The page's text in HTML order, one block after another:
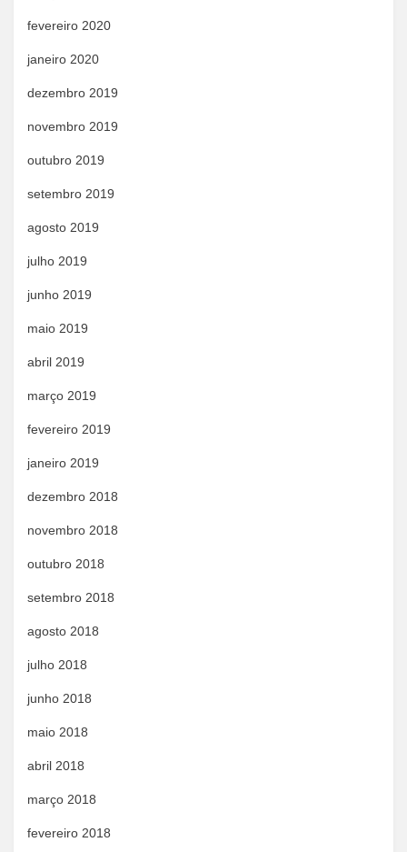
fevereiro 2020
janeiro 2020
dezembro 2019
novembro 2019
outubro 2019
setembro 2019
agosto 2019
julho 2019
junho 2019
maio 2019
abril 2019
março 2019
fevereiro 2019
janeiro 2019
dezembro 2018
novembro 2018
outubro 2018
setembro 2018
agosto 2018
julho 2018
junho 2018
maio 2018
abril 2018
março 2018
fevereiro 2018